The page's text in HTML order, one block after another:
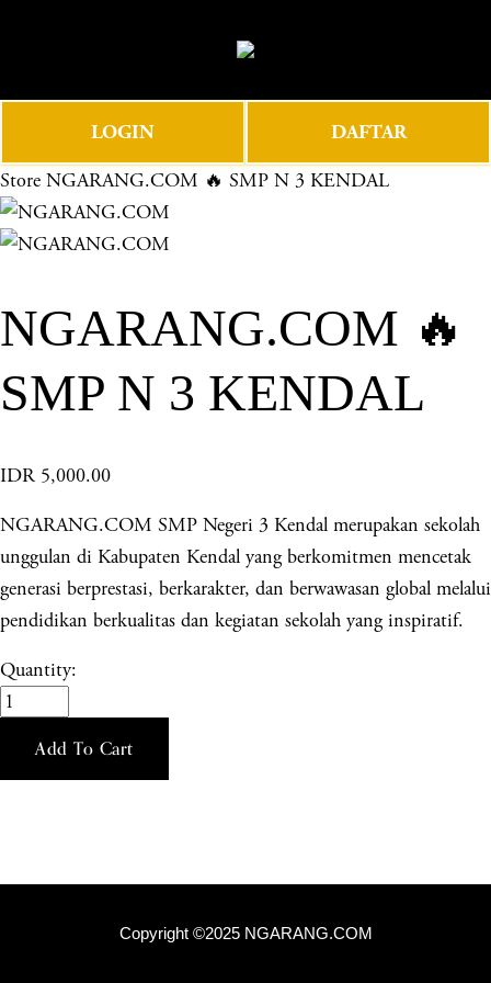
e
e
n
u
LOGIN DAFTAR
Store NGARANG.COM 🔥 SMP N 3 KENDAL
NGARANG.COM 🔥
SMP N 3 KENDAL
IDR 5,000.00
NGARANG.COM SMP Negeri 3 Kendal merupakan sekolah
unggulan di Kabupaten Kendal yang berkomitmen mencetak
generasi berprestasi, berkarakter, dan berwawasan global melalui
pendidikan berkualitas dan kegiatan sekolah yang inspiratif.
Quantity:
Add To Cart
Copyright ©2025 NGARANG.COM